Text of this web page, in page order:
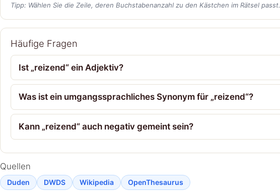
Tipp: Wählen Sie die Zeile, deren Buchstabenanzahl zu den Kästchen im Rätsel passt.
Häufige Fragen
Ist „reizend“ ein Adjektiv?
Was ist ein umgangssprachliches Synonym für „reizend“?
Kann „reizend“ auch negativ gemeint sein?
Quellen
Duden DWDS Wikipedia OpenThesaurus